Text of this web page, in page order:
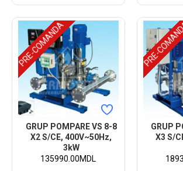
PRE-COMANDA
GRUP POMPARE VS 8-8
X2 S/CE, 400V~50Hz,
3kW
135990.00MDL
PRE-
GRUP
X3 S/